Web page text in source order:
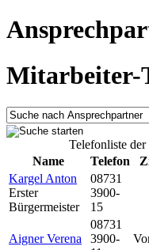
Mitarbeiter-
Telefonliste
Name
Telefon
Kargel Anton
Erster
Bürgermeister
08731
3900-
15
Aigner Verena
08731
3900-